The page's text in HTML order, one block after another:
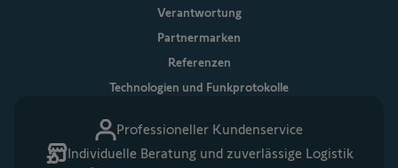
Professioneller Kundenservice
Individuelle Beratung und zuverlässige Logistik
Verantwortung
Partnermarken
Referenzen
Technologien und Funkprotokolle